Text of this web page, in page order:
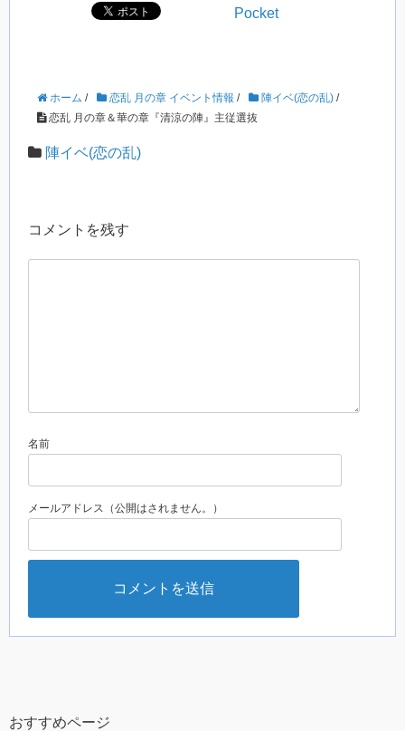
Pocket
ホーム / 恋乱 月の章 イベント情報 / 陣イベ(恋の乱) /
恋乱 月の章＆華の章『清涼の陣』主従選抜
陣イベ(恋の乱)
コメントを残す
名前
メールアドレス（公開はされません。）
おすすめページ